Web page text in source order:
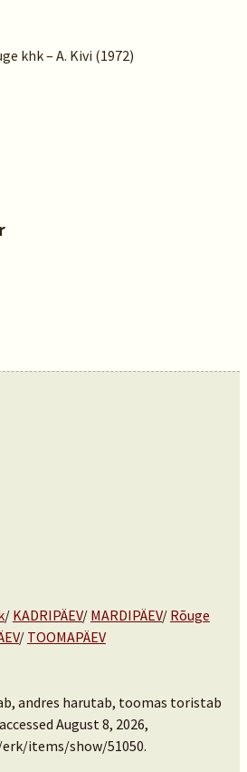
khk – A. Kivi (1972)
/ KADRIPÄEV/ MARDIPÄEV/ Rõuge
/ TOOMAPÄEV
andres harutab, toomas toristab
August 8, 2026,
items/show/51050.